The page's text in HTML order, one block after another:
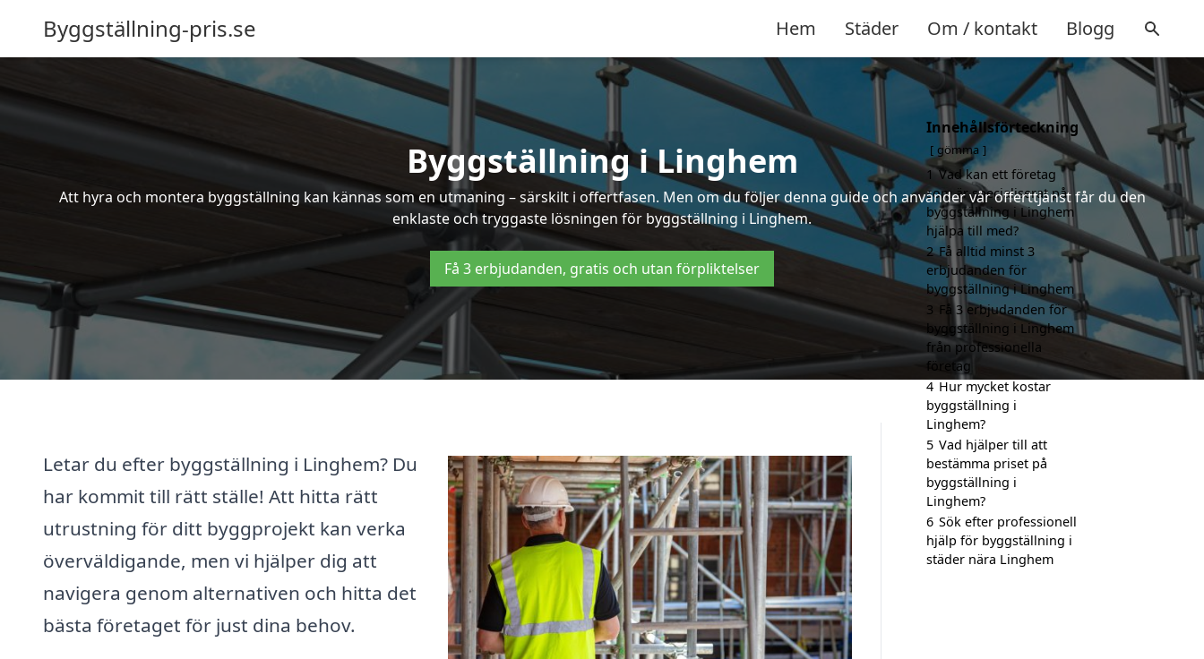
Byggställning-pris.se Hem Städer Om / kontakt Blogg
Byggställning i Linghem
Att hyra och montera byggställning kan kännas som en utmaning – särskilt i offertfasen. Men om du följer denna guide och använder vår offerttjänst får du den
enklaste och tryggaste lösningen för byggställning i Linghem.
Få 3 erbjudanden, gratis och utan förpliktelser
Letar du efter byggställning i Linghem? Du
har kommit till rätt ställe! Att hitta rätt
utrustning för ditt byggprojekt kan verka
överväldigande, men vi hjälper dig att
navigera genom alternativen och hitta det
bästa företaget för just dina behov.
Innehållsförteckning
gömma
1 Vad kan ett företag
som är specialiserat på
byggställning i Linghem
hjälpa till med?
2 Få alltid minst 3
erbjudanden för
byggställning i Linghem
3 Få 3 erbjudanden för
byggställning i Linghem
från professionella
företag
4 Hur mycket kostar
byggställning i
Linghem?
5 Vad hjälper till att
bestämma priset på
byggställning i
Linghem?
6 Sök efter professionell
hjälp för byggställning i
städer nära Linghem